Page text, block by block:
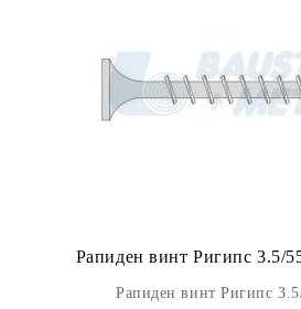
Рапиден винт Ригипс 3.5/
Рапиден винт Ригипс